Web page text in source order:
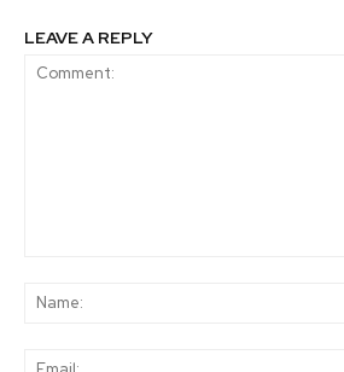
LEAVE A REPLY